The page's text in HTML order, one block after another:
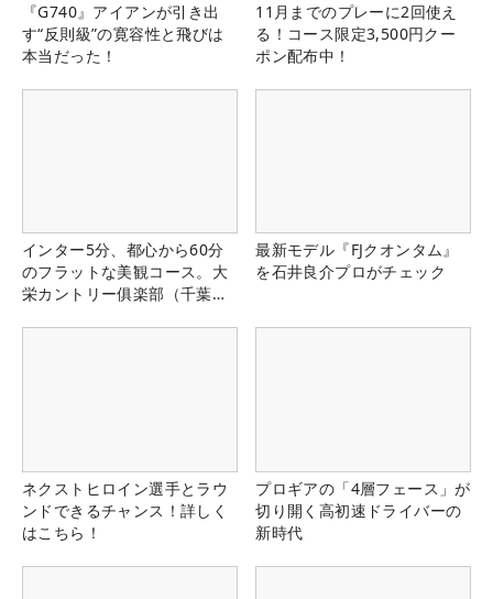
『G740』アイアンが引き出
す“反則級”の寛容性と飛びは
本当だった！
11月までのプレーに2回使え
る！コース限定3,500円クー
ポン配布中！
インター5分、都心から60分
のフラットな美観コース。大
栄カントリー俱楽部（千葉
最新モデル『FJクオンタム』
を石井良介プロがチェック
ネクストヒロイン選手とラウ
ンドできるチャンス！詳しく
はこちら！
プロギアの「4層フェース」が
切り開く高初速ドライバーの
新時代